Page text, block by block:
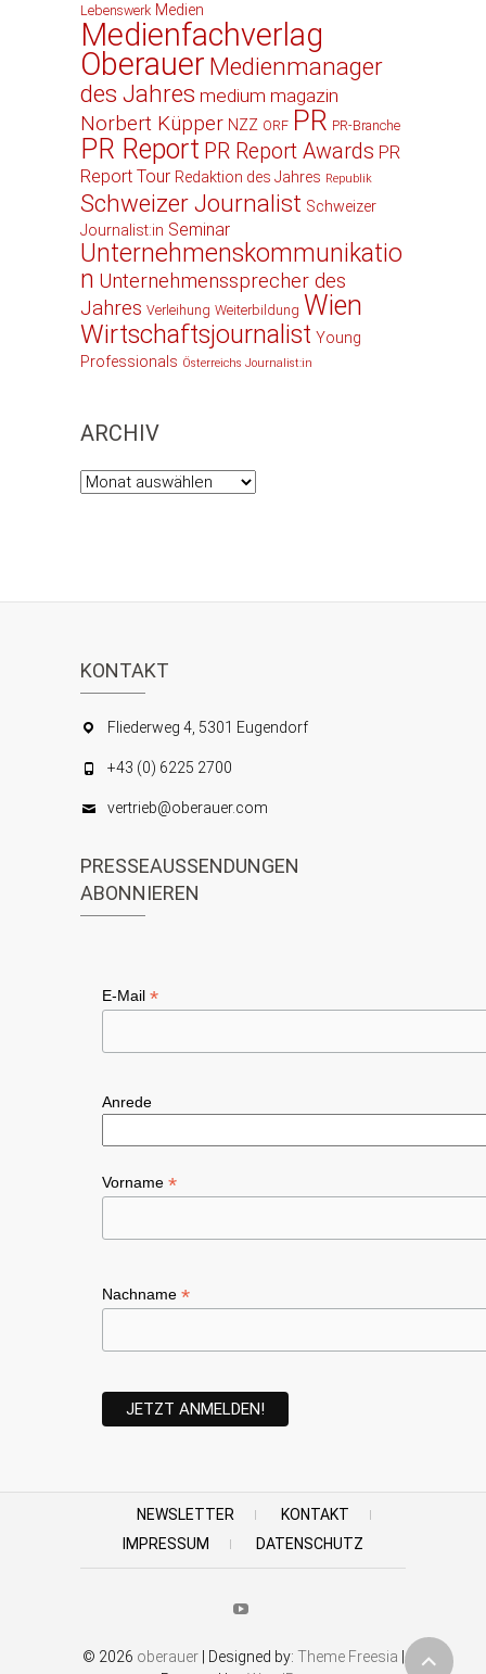
Lebenswerk Medien
Medienfachverlag
Oberauer Medienmanager
des Jahres medium magazin
Norbert Küpper NZZ ORF PR PR-Branche
PR Report PR Report Awards PR
Report Tour Redaktion des Jahres Republik
Schweizer Journalist Schweizer
Journalist:in Seminar
Unternehmenskommunikatio
n Unternehmenssprecher des
Jahres Verleihung Weiterbildung Wien
Wirtschaftsjournalist Young
Professionals Österreichs Journalist:in
ARCHIV
Archiv
KONTAKT
Fliederweg 4, 5301 Eugendorf
+43 (0) 6225 2700
vertrieb@oberauer.com
PRESSEAUSSENDUNGEN
ABONNIEREN
E-Mail *
Anrede
Vorname *
Nachname *
NEWSLETTER
KONTAKT
IMPRESSUM
DATENSCHUTZ
Youtube
© 2026 oberauer| Designed by: Theme Freesia